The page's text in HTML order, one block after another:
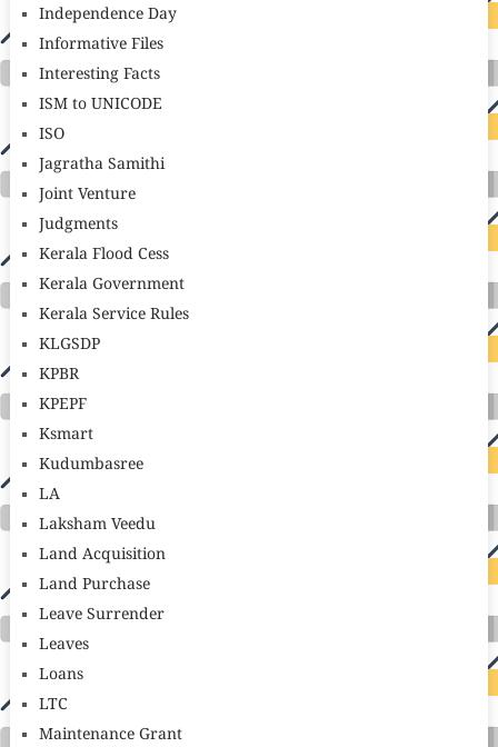
Independence Day
Informative Files
Interesting Facts
ISM to UNICODE
ISO
Jagratha Samithi
Joint Venture
Judgments
Kerala Flood Cess
Kerala Government
Kerala Service Rules
KLGSDP
KPBR
KPEPF
Ksmart
Kudumbasree
LA
Laksham Veedu
Land Acquisition
Land Purchase
Leave Surrender
Leaves
Loans
LTC
Maintenance Grant